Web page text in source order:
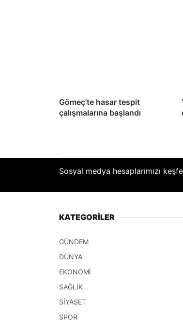
Gömeç’te hasar tespit
çalışmalarına başlandı
Sosyal medya hesaplarımızı
KATEGORİLER
GÜNDEM
DÜNYA
EKONOMİ
SAĞLIK
SİYASET
SPOR